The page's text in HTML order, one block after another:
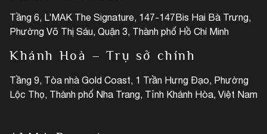
Tầng 6, L’MAK The Signature, 147-147Bis Hai Bà Trưng,
Phường Võ Thị Sáu, Quận 3, Thành phố Hồ Chí Minh
Khánh Hoà – Trụ sở chính
Tầng 9, Tòa nhà Gold Coast, 1 Trần Hưng Đạo, Phường
Lộc Thọ, Thành phố Nha Trang, Tỉnh Khánh Hòa, Việt Nam